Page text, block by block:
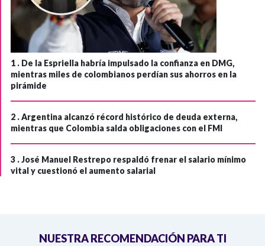
1 . De la Espriella habría impulsado la confianza en DMG,
mientras miles de colombianos perdían sus ahorros en la
pirámide
2 .Argentina alcanzó récord histórico de deuda externa,
mientras que Colombia salda obligaciones con el FMI
3 .José Manuel Restrepo respaldó frenar el salario mínimo
vital y cuestionó el aumento salarial
NUESTRA RECOMENDACIÓN PARA TI